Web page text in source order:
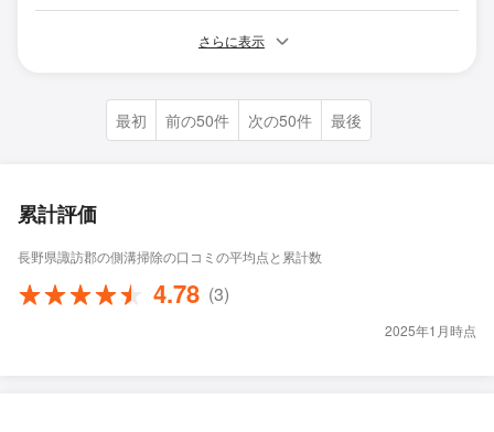
さらに表示
最初 前の50件 次の50件 最後
累計評価
長野県諏訪郡の側溝掃除の口コミの平均点と累計数
4.78 (3)
2025年1月時点